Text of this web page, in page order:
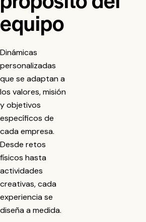
equipo
Dinámicas
personalizadas
que se adaptan a
los valores, misión
y objetivos
específicos de
cada empresa.
Desde retos
físicos hasta
actividades
creativas, cada
experiencia se
diseña a medida.